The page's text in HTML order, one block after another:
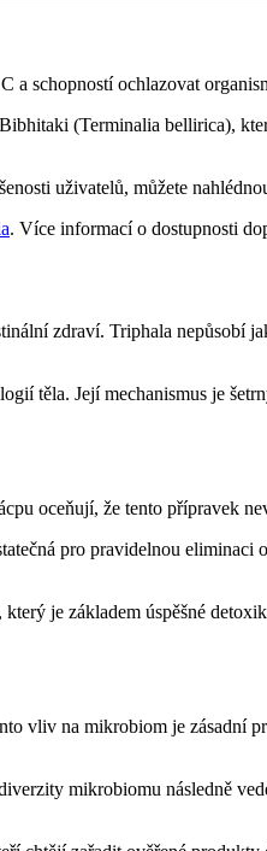
schopností ochlazovat
(Terminalia bellirica),
uživatelů, můžete
. Více informací o dostupnosti
zdraví. Triphala nepůsobí
těla. Její mechanismus je
oceňují, že tento přípravek
pro pravidelnou eliminaci
je základem úspěšné
vliv na mikrobiom je zásadní
mikrobiomu následně